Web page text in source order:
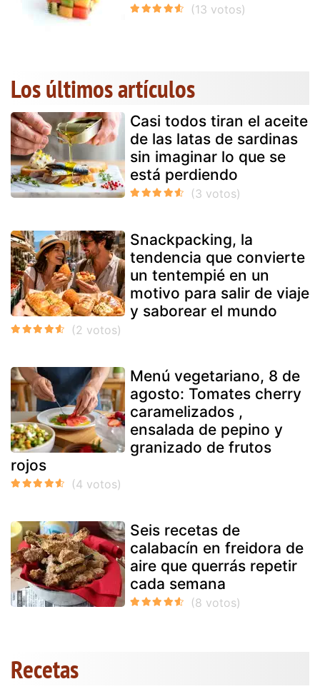
Los últimos artículos
Casi todos tiran el aceite
de las latas de sardinas
sin imaginar lo que se
está perdiendo
Snackpacking, la
tendencia que convierte
un tentempié en un
motivo para salir de viaje
y saborear el mundo
Menú vegetariano, 8 de
agosto: Tomates cherry
caramelizados ,
ensalada de pepino y
granizado de frutos
rojos
Seis recetas de
calabacín en freidora de
aire que querrás repetir
cada semana
Recetas